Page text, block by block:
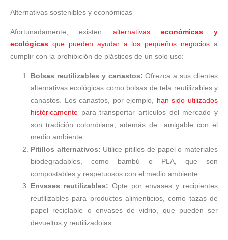
Alternativas sostenibles y económicas
Afortunadamente, existen alternativas económicas y
ecológicas que pueden ayudar a los pequeños negocios a
cumplir con la prohibición de plásticos de un solo uso:
Bolsas reutilizables y canastos: Ofrezca a sus clientes
alternativas ecológicas como bolsas de tela reutilizables y
canastos. Los canastos, por ejemplo, han sido utilizados
históricamente para transportar artículos del mercado y
son tradición colombiana, además de amigable con el
medio ambiente.
Pitillos alternativos: Utilice pitillos de papel o materiales
biodegradables, como bambú o PLA, que son
compostables y respetuosos con el medio ambiente.
Envases reutilizables: Opte por envases y recipientes
reutilizables para productos alimenticios, como tazas de
papel reciclable o envases de vidrio, que pueden ser
devueltos y reutilizadoias.